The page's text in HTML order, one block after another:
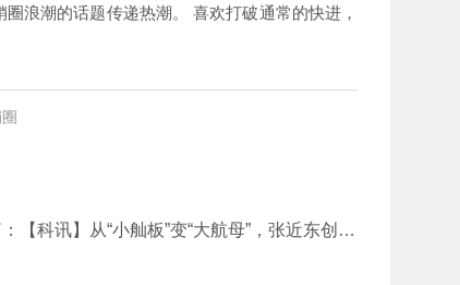
浪潮的话题传递热潮。 喜欢打破通常的快进，
【科讯】从“小舢板”变“大航母”，张近东创业28年的坚守与革新